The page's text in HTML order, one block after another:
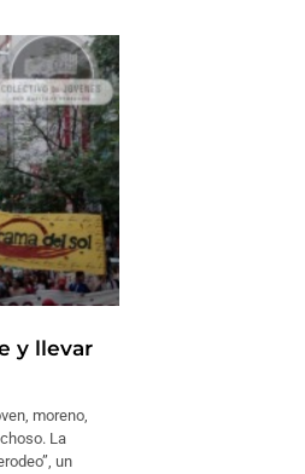
y llevar
moreno,
La
un